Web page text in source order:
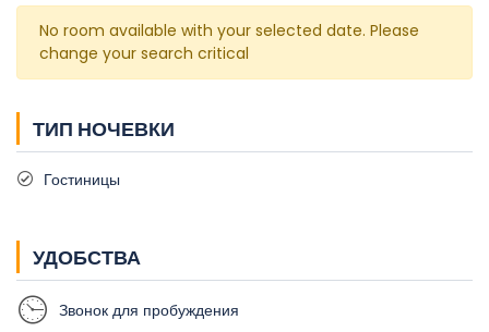
No room available with your selected date. Please
change your search critical
ТИП НОЧЕВКИ
Гостиницы
УДОБСТВА
Звонок для пробуждения